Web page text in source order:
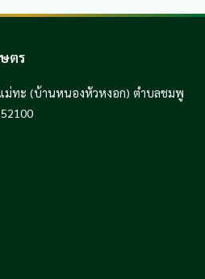
ตร
ม่ทะ (บ้านหนองหัวหงอก) ตำบลชมพู